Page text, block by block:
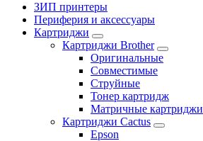
ЗИП принтеры
Периферия и аксессуары
Картриджи
Картриджи Brother
Оригинальные
Совместимые
Струйные
Тонер картридж
Матричные картриджи
Картриджи Cactus
Epson